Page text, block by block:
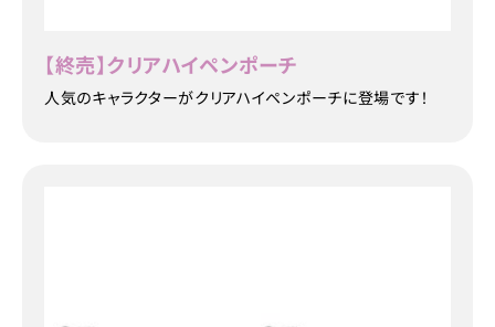
【終売】クリアハイペンポーチ
人気のキャラクターがクリアハイペンポーチに登場です！